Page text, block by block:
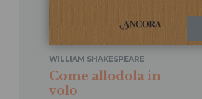
Come allodola in
volo
WILLIAM SHAKESPEARE